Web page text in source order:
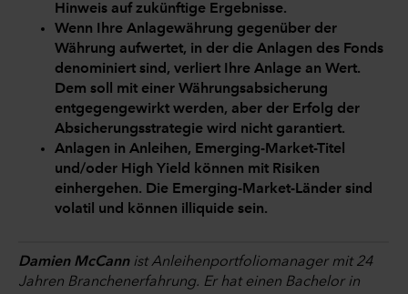
Hinweis auf zukünftige Ergebnisse.
Wenn Ihre Anlagewährung gegenüber der
Währung aufwertet, in der die Anlagen des Fonds
denominiert sind, verliert Ihre Anlage an Wert.
Dem soll mit einer Währungsabsicherung
entgegengewirkt werden, aber der Erfolg der
Absicherungsstrategie wird nicht garantiert.
Anlagen in Anleihen, Emerging-Market-Titel
und/oder High Yield können mit Risiken
einhergehen. Die Emerging-Market-Länder sind
volatil und können illiquide sein.
Damien McCannist Anleihenportfoliomanager mit 24
Jahren Branchenerfahrung. Er hat einen Bachelor in